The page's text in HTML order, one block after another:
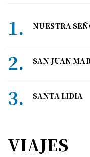
NUESTRA
SAN JUAN
SANTA LIDIA
VIAJES